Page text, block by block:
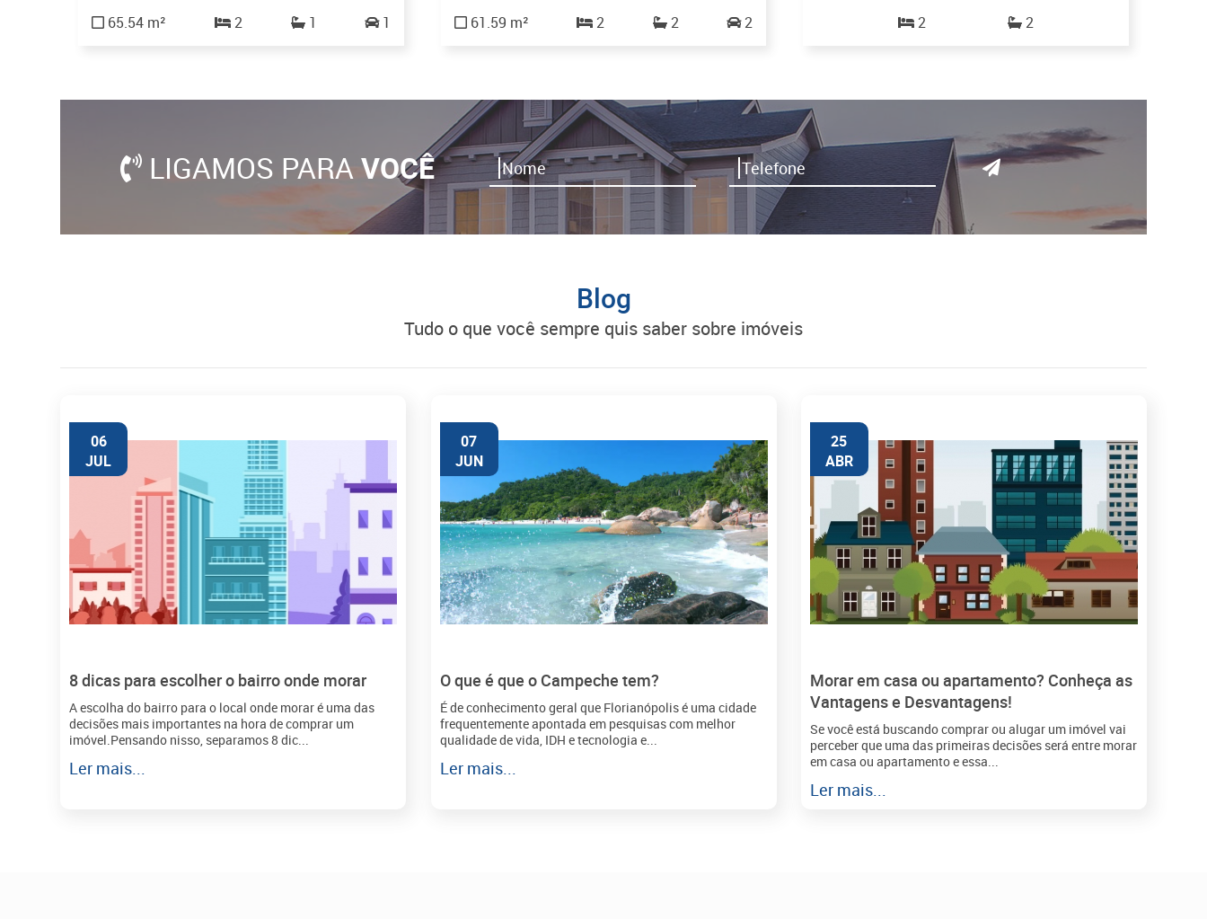
65.54 m² 2 1 1 61.59 m² 2 2 2 2 2
LIGAMOS PARAVOCÊ
Blog
tudo o que você sempre quis saber sobre imóveis
06
JUL
8 dicas para escolher o bairro onde morar
A escolha do bairro para o local onde morar é uma das
decisões mais importantes na hora de comprar um
imóvel.Pensando nisso, separamos 8 dic...
Ler mais...
07
JUN
O que é que o Campeche tem?
É de conhecimento geral que Florianópolis é uma cidade
frequentemente apontada em pesquisas com melhor
qualidade de vida, IDH e tecnologia e...
Ler mais...
25
ABR
Morar em casa ou apartamento? Conheça as
Vantagens e Desvantagens!
Se você está buscando comprar ou alugar um imóvel vai
perceber que uma das primeiras decisões será entre morar
em casa ou apartamento e essa...
Ler mais...